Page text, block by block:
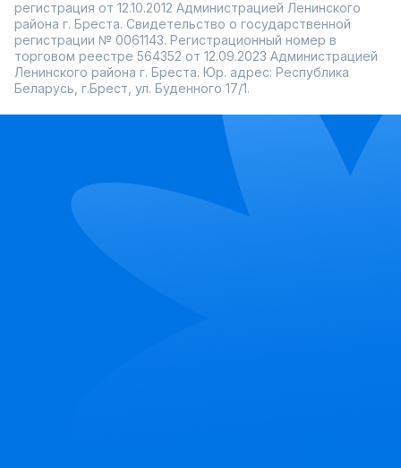
регистрация от 12.10.2012 Администрацией Ленинского
района г. Бреста. Свидетельство о государственной
регистрации № 0061143. Регистрационный номер в
торговом реестре 564352 от 12.09.2023 Администрацией
Ленинского района г. Бреста. Юр. адрес: Республика
Беларусь, г.Брест, ул. Буденного 17/1.